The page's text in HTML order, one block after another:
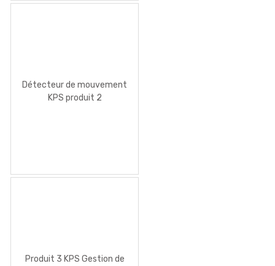
Détecteur de mouvement
KPS produit 2
Produit 3 KPS Gestion de